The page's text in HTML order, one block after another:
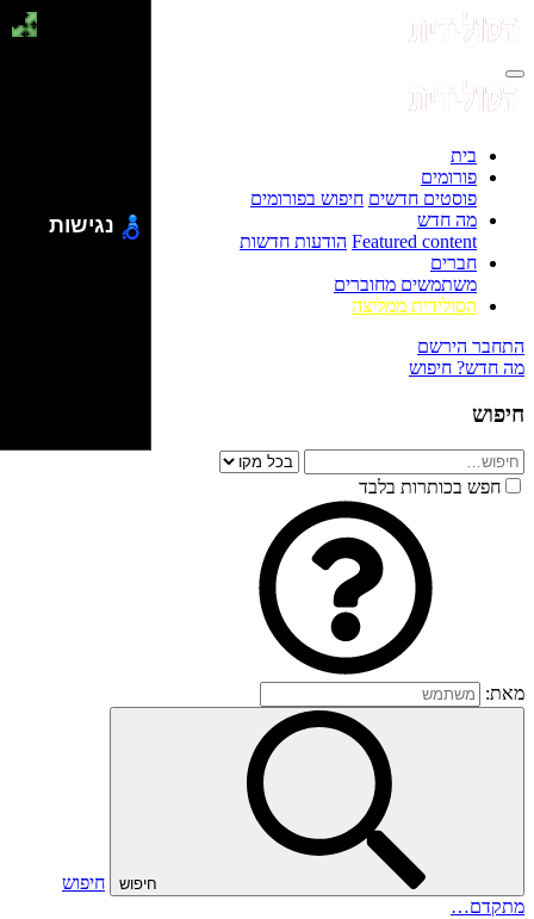
בית
פורומים
פוסטים חדשים חיפוש בפורומים
מה חדש
Featured content הודעות חדשות
חברים
משתמשים מחוברים
הסולידית ממליצה
התחבר הירשם
מה חדש? חיפוש
חיפוש
חפש בכותרות בלבד
מאת:
חיפוש
חיפוש
מתקדם…
נגישות